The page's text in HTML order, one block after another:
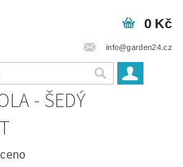
info@garden24.cz
0 Kč
- ŠEDÝ